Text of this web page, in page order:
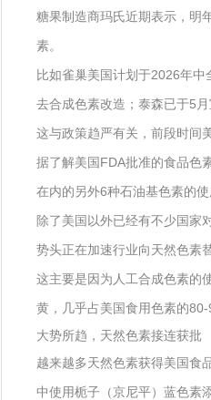
糖果制造商玛氏近期表示，明
素。
比如雀巢美国计划于2026年
去合成色素改造；泰森已于5
这与政策趋严有关，前段时间
据了解美国FDA批准的食品色
在内的另外6种石油基色素的
除了美国以外已经有不少国家
势头正在加速行业向天然色素
这主要是因为人工合成色素的
黄，几乎占美国食用色素的
大势所趋，天然色素接连获批
越来越多天然色素获得美国食
中使用栀子（京尼平）蓝色素